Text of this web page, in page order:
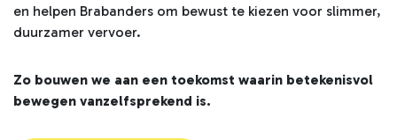
en helpen Brabanders om bewust te kiezen voor slimmer,
duurzamer vervoer.
Zo bouwen we aan een toekomst waarin betekenisvol
bewegen vanzelfsprekend is.